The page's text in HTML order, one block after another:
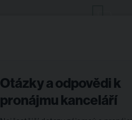
Otázky a odpovědi k
pronájmu kanceláří